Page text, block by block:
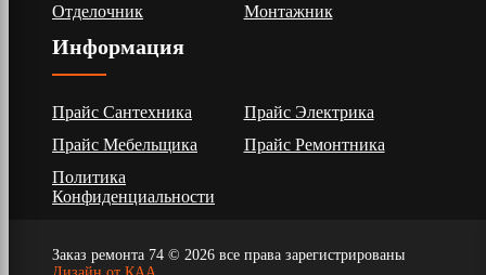
Отделочник
Монтажник
Информация
Прайс Сантехника
Прайс Электрика
Прайс Мебельщика
Прайс Ремонтника
Политика
Конфиденциальности
Заказ ремонта 74 © 2026 все права зарегистрированы